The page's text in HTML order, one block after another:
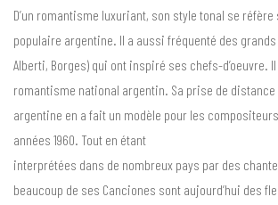
D’un romantisme luxuriant, son style tonal se
populaire argentine. Il a aussi fréquenté des grands
Alberti, Borges) qui ont inspiré ses chefs-d’oeuvre.
romantisme national argentin. Sa prise de distance
argentine en a fait un modèle pour les
années 1960. Tout en étant
interprétées dans de nombreux pays par des
beaucoup de ses Canciones sont aujourd’hui des